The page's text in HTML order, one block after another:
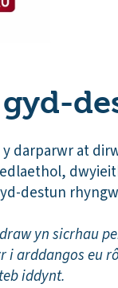
darparwr at
destun
yn sicrhau
i arddangos eu
iddynt.